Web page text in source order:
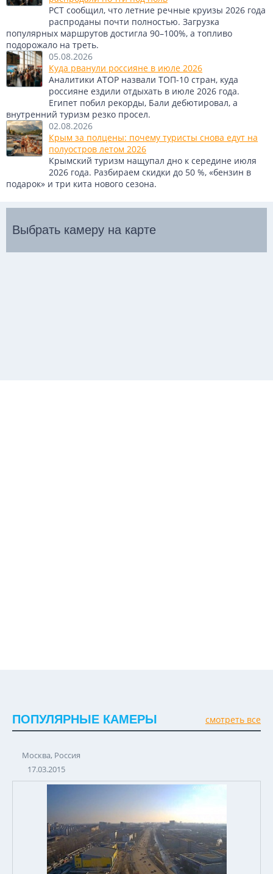
РСТ сообщил, что летние речные круизы 2026 года
распроданы почти полностью. Загрузка
популярных маршрутов достигла 90–100%, а топливо
подорожало на треть.
05.08.2026
Куда рванули россияне в июле 2026
Аналитики АТОР назвали ТОП-10 стран, куда
россияне ездили отдыхать в июле 2026 года.
Египет побил рекорды, Бали дебютировал, а
внутренний туризм резко просел.
02.08.2026
Крым за полцены: почему туристы снова едут на
полуостров летом 2026
Крымский туризм нащупал дно к середине июля
2026 года. Разбираем скидки до 50 %, «бензин в
подарок» и три кита нового сезона.
Выбрать камеру на карте
ПОПУЛЯРНЫЕ КАМЕРЫ смотреть все
Москва, Россия
17.03.2015